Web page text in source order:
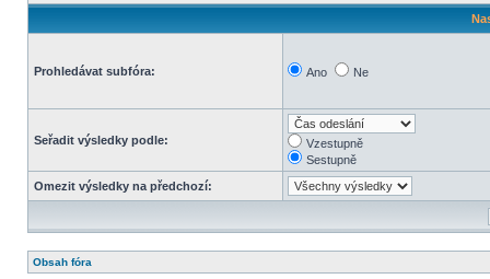
Prohledávat subfóra: Ano Ne
Seřadit výsledky podle:
Vzestupně
Sestupně
Omezit výsledky na předchozí:
Obsah fóra